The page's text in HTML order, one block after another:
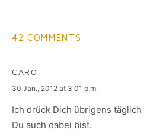
42 COMMENTS
CARO
says:
30 Jan., 2012 at 3:01 p.m.
Ich drück Dich übrigens
Du auch dabei bist.